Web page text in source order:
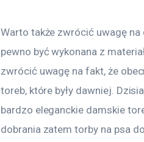
Warto także zwrócić uwagę
pewno być wykonana z
zwrócić uwagę na fakt, że
toreb, które były dawniej.
bardzo eleganckie damskie
dobrania zatem torby na psa